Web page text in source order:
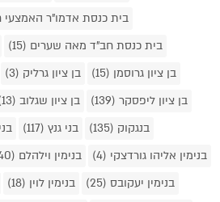
בית כנסת אדמו"ר האמצעי
בית כנסת חב"ד מאה שערים (15)
בן ציון גרוסמן (15)
בן ציון גרליק (3)
בן ציון ליפסקר (139)
בן ציון שגלוב (13)
בנגקוק (135)
בני גנץ (117)
בנימין אליהו גורדצקי (4)
בנימין וילהלם (40)
בנימין יעקובס (25)
בנימין לוין (18)